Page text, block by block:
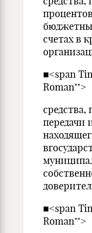
счетах в
■<span
Roman"">
средства,
передачи
■<span
Roman"">